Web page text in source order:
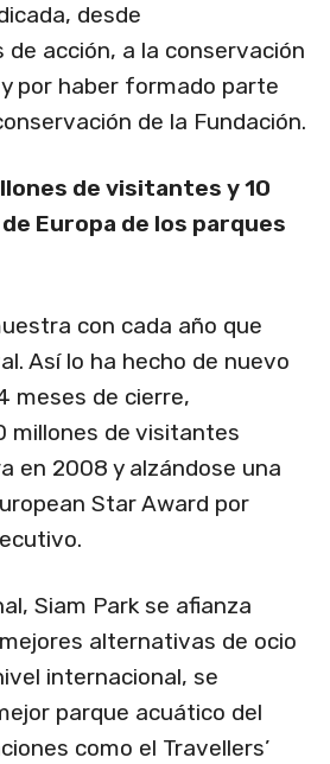
desde
acción, a la conservación
por haber formado parte
de la Fundación.
de visitantes y 10
Europa de los parques
con cada año que
Así lo ha hecho de nuevo
meses de cierre,
millones de visitantes
en 2008 y alzándose una
Star Award por
Siam Park se afianza
alternativas de ocio
internacional, se
parque acuático del
como el Travellers’